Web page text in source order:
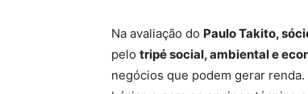
Na avaliação do Paulo Takito,
pelo tripé social, ambiental e
negócios que podem gerar